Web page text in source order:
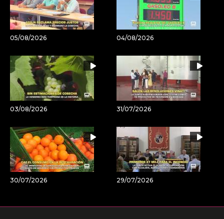
05/08/2026 04/08/2026
03/08/2026 31/07/2026
30/07/2026 29/07/2026